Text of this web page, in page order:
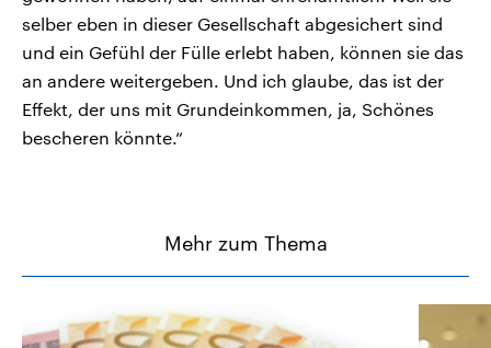
selber eben in dieser Gesellschaft abgesichert sind
und ein Gefühl der Fülle erlebt haben, können sie das
an andere weitergeben. Und ich glaube, das ist der
Effekt, der uns mit Grundeinkommen, ja, Schönes
bescheren könnte.“
Mehr zum Thema